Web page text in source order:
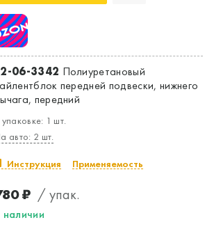
06-3342 Полиуретановый
передней подвески, нижнего
передний
упаковке: 1 шт.
авто: 2 шт.
Инструкция Применяемость
₽ / упак.
наличии